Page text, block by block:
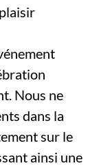
Nous ne
dans la
sur le
ainsi une